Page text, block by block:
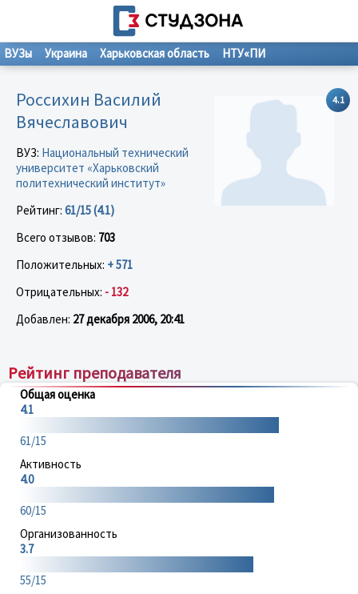
ВУЗы Украина Харьковская область НТУ«ПИ
4.1
Россихин Василий
Вячеславович
ВУЗ: Национальный технический
университет «Харьковский
политехнический институт»
Рейтинг: 61/15 (4.1)
Всего отзывов: 703
Положительных: + 571
Отрицательных: - 132
Добавлен: 27 декабря 2006, 20:41
Рейтинг преподавателя
Общая оценка
4.1
61/15
Активность
4.0
60/15
Организованность
3.7
55/15